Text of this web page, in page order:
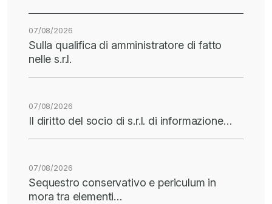
07/08/2026
Sulla qualifica di amministratore di fatto
nelle s.r.l.
07/08/2026
Il diritto del socio di s.r.l. di informazione…
07/08/2026
Sequestro conservativo e periculum in
mora tra elementi…